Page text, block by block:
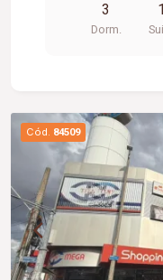
3
Dorm.
1
Cód. 84509